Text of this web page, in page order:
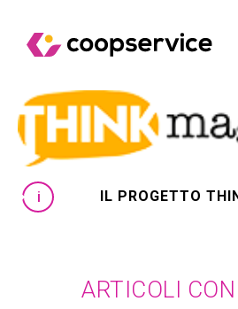
IL PROGETTO
ARTICOLI